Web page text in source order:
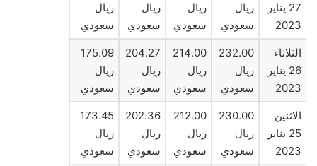
27 يناير
2023
ريال
سعودي
ريال
سعودي
ريال
سعودي
ريال
سعودي
الثلاثاء
26 يناير
2023
232.00
ريال
سعودي
214.00
ريال
سعودي
204.27
ريال
سعودي
175.09
ريال
سعودي
الاثنين
25 يناير
2023
230.00
ريال
سعودي
212.00
ريال
سعودي
202.36
ريال
سعودي
173.45
ريال
سعودي